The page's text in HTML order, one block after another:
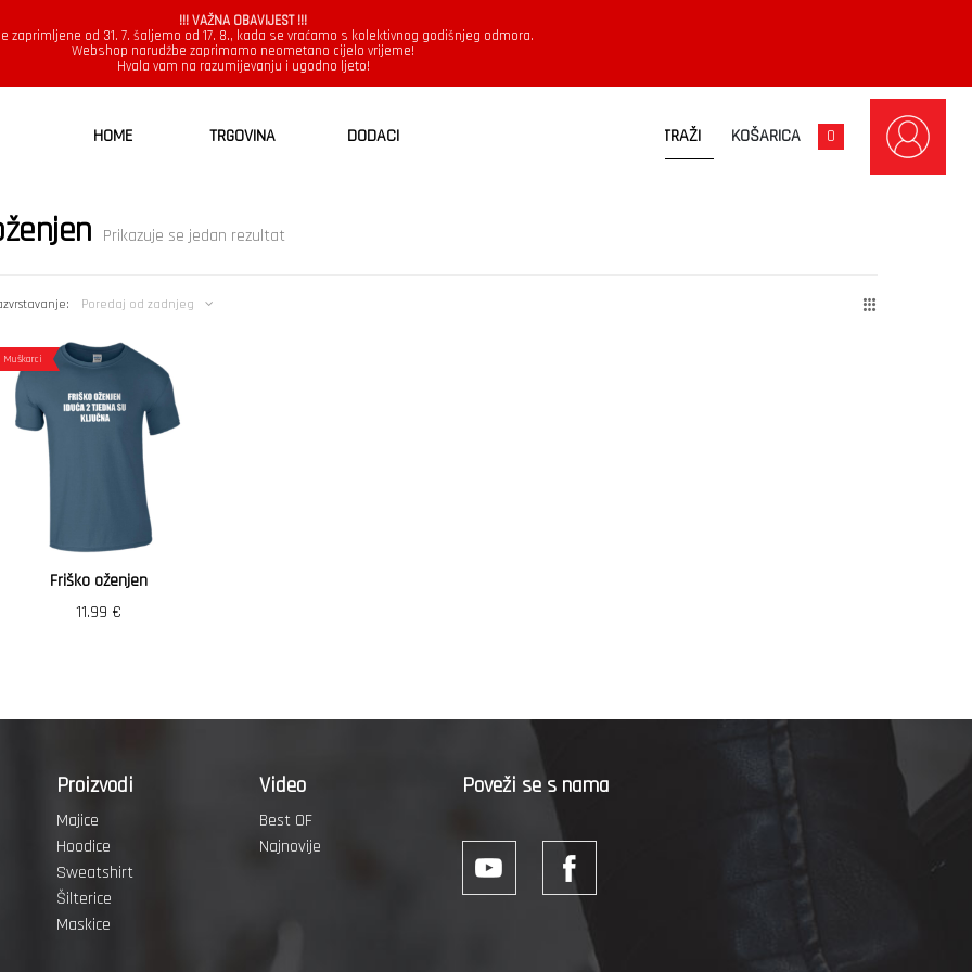
!!! VAŽNA OBAVIJEST !!!
zaprimljene od 31. 7. šaljemo od 17. 8., kada se vraćamo s kolektivnog godišnjeg odmora.
Webshop narudžbe zaprimamo neometano cijelo vrijeme!
Hvala vam na razumijevanju i ugodno ljeto!
HOME TRGOVINA DODACI KOŠARICA 0
Prikazuje se jedan rezultat
Poredaj od zadnjeg
Muškarci
Friško oženjen
11.99 €
Proizvodi
Majice
Hoodice
Sweatshirt
Šilterice
Maskice
Video
Best OF
Najnovije
Poveži se s nama